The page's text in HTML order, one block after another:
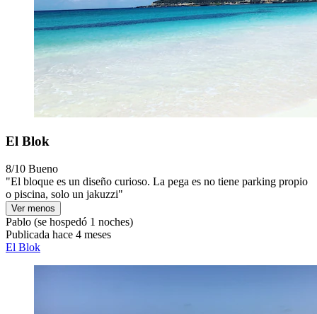
El Blok
8/10 Bueno
"El bloque es un diseño curioso. La pega es no tiene parking propio
o piscina, solo un jakuzzi"
Ver menos
Pablo (se hospedó 1 noches)
Publicada hace 4 meses
El Blok